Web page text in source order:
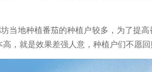
当地种植番茄的种植户较多，为了提
高，就是效果差强人意，种植户们不愿